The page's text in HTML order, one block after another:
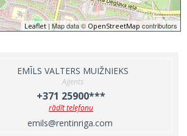
Leaflet | Map data ©OpenStreetMapcontributors
EMĪLS VALTERS MUIŽNIEKS
Aģents
+371 25900***
rādīt telefonu
emils@rentinriga.com